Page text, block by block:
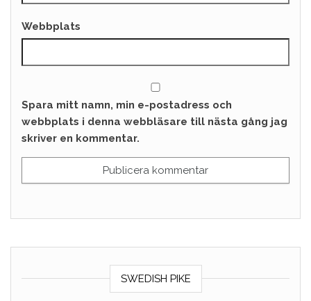
Webbplats
Spara mitt namn, min e-postadress och
webbplats i denna webbläsare till nästa gång jag
skriver en kommentar.
SWEDISH PIKE